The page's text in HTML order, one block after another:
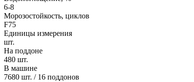
6-8
Морозостойкость, циклов
F75
Единицы измерения
шт.
На поддоне
480 шт.
В машине
7680 шт. / 16 поддонов